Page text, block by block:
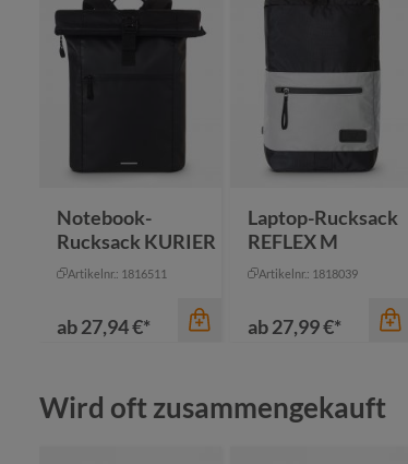
Notebook-
Rucksack KURIER
Artikelnr.: 1816511
ab27,94 €*
Laptop-Rucksack
REFLEX M
Artikelnr.: 1818039
ab27,99 €*
Produktgalerie überspringen
Wird oft zusammengekauft